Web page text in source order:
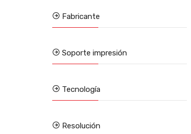
Fabricante
Soporte impresión
Tecnología
Resolución